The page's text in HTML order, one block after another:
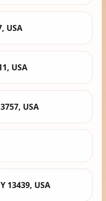
USA
USA
USA
13439, USA